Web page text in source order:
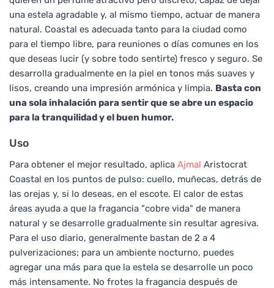
una estela agradable y, al mismo tiempo, actuar de manera
natural. Coastal es adecuada tanto para la ciudad como
para el tiempo libre, para reuniones o días comunes en los
que deseas lucir (y sobre todo sentirte) fresco y seguro. Se
desarrolla gradualmente en la piel en tonos más suaves y
lisos, creando una impresión armónica y limpia. Basta con
una sola inhalación para sentir que se abre un espacio
para la tranquilidad y el buen humor.
Uso
Para obtener el mejor resultado, aplica Ajmal Aristocrat
Coastal en los puntos de pulso: cuello, muñecas, detrás de
las orejas y, si lo deseas, en el escote. El calor de estas
áreas ayuda a que la fragancia "cobre vida" de manera
natural y se desarrolle gradualmente sin resultar agresiva.
Para el uso diario, generalmente bastan de 2 a 4
pulverizaciones; para un ambiente nocturno, puedes
agregar una más para que la estela se desarrolle un poco
más intensamente. No frotes la fragancia después de